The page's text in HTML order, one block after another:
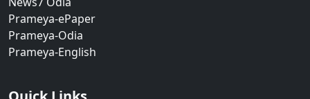
Prameya-ePaper
Prameya-Odia
Prameya-English